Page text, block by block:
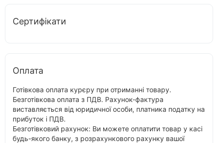
Сертифікати
Оплата
Готівкова оплата курєру при отриманні товару.
Безготівкова оплата з ПДВ. Рахунок-фактура
виставляється від юридичної особи, платника податку на
прибуток і ПДВ.
Безготівковий рахунок: Ви можете оплатити товар у касі
будь-якого банку, з розрахункового рахунку вашої